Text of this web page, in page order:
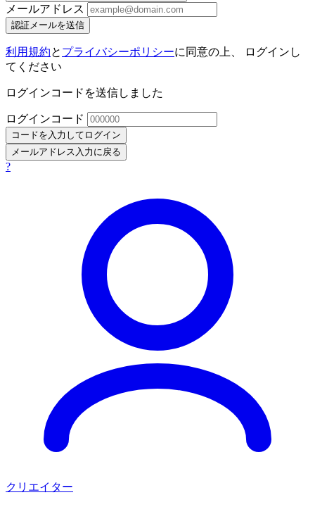
メールアドレス
認証メールを送信
利用規約と プライバシーポリシーに同意の上、 ログインし
てください
ログインコードを送信しました
ログインコード
コードを入力してログイン
メールアドレス入力に戻る
?
クリエイター